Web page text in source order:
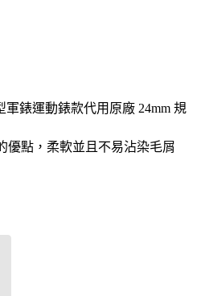
軍錶運動錶款代用原廠 24mm 規
優點，柔軟並且不易沾染毛屑